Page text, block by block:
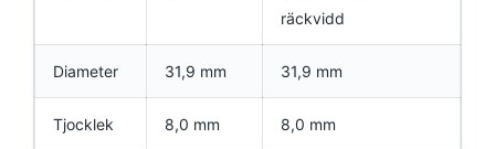
räckvidd
Diameter 31,9 mm 31,9 mm
Tjocklek 8,0 mm 8,0 mm